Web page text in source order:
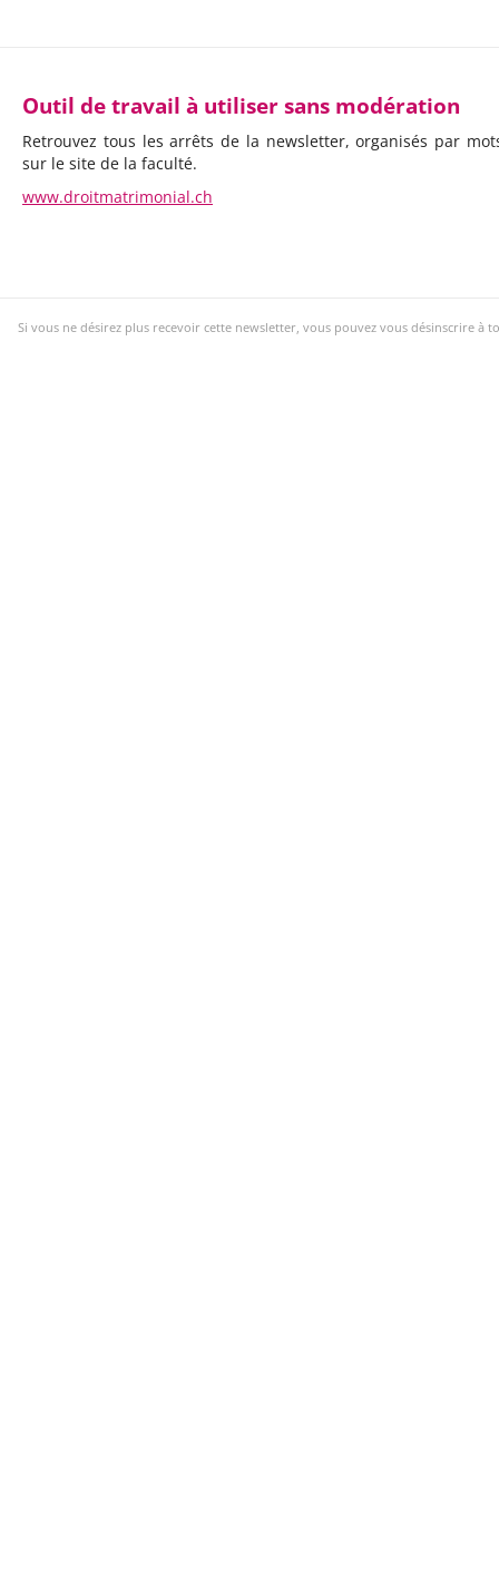
Outil de travail à utiliser sans modération
Retrouvez tous les arrêts de la newsletter, organisés par
sur le site de la faculté.
www.droitmatrimonial.ch
Si vous ne désirez plus recevoir cette newsletter, vous pouvez vous désinscrire à